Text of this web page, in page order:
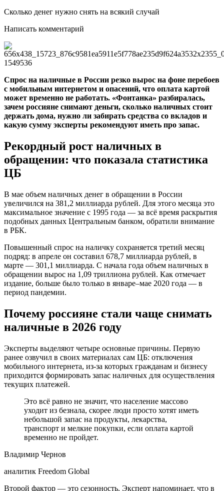
Сколько денег нужно снять на всякий случай
Написать комментарий
Спрос на наличные в России резко вырос на фоне перебоев
с мобильным интернетом и опасений, что оплата картой
может временно не работать. «Фонтанка» разбиралась,
зачем россияне снимают деньги, сколько наличных стоит
держать дома, нужно ли забирать средства со вкладов и
какую сумму эксперты рекомендуют иметь про запас.
Рекордный рост наличных в
обращении: что показала статистика
ЦБ
В мае объем наличных денег в обращении в России
увеличился на 381,2 миллиарда рублей. Для этого месяца это
максимальное значение с 1995 года — за всё время раскрытия
подобных данных Центральным банком, обратили внимание
в РБК.
Повышенный спрос на наличку сохраняется третий месяц
подряд: в апреле он составил 678,7 миллиарда рублей, в
марте — 301,1 миллиарда. С начала года объем наличных в
обращении вырос на 1,09 триллиона рублей. Как отмечает
издание, больше было только в январе–мае 2020 года — в
период пандемии.
Почему россияне стали чаще снимать
наличные в 2026 году
Эксперты выделяют четыре основные причины. Первую
ранее озвучил в своих материалах сам ЦБ: отключения
мобильного интернета, из-за которых гражданам и бизнесу
приходится формировать запас наличных для осуществления
текущих платежей.
Это всё равно не значит, что население массово
уходит из безнала, скорее люди просто хотят иметь
небольшой запас на продукты, лекарства,
транспорт и мелкие покупки, если оплата картой
временно не пройдет.
Владимир Чернов
аналитик Freedom Global
Второй фактор — это сезонность. Эксперт напоминает, что в